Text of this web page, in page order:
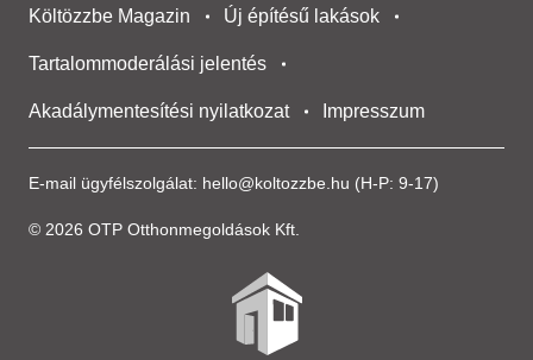
E-mail ügyfélszolgálat: hello@koltozzbe.hu (H-P: 9-17)
© 2026 OTP Otthonmegoldások Kft.
Költözzbe Magazin Új építésű lakások
Tartalommoderálási jelentés
Akadálymentesítési nyilatkozat Impresszum